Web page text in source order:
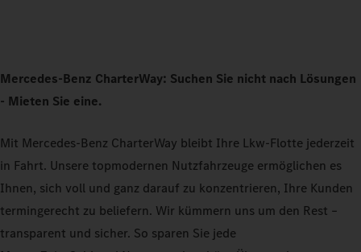
Mercedes-Benz CharterWay: Suchen Sie nicht nach Lösungen
- Mieten Sie eine.
Mit Mercedes-Benz CharterWay bleibt Ihre Lkw-Flotte jederzeit
in Fahrt. Unsere topmodernen Nutzfahrzeuge ermöglichen es
Ihnen, sich voll und ganz darauf zu konzentrieren, Ihre Kunden
termingerecht zu beliefern. Wir kümmern uns um den Rest –
transparent und sicher. So sparen Sie jede